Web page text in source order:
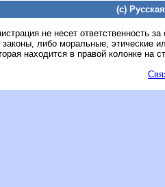
(c)
не несет ответственность
либо моральные, этические
находится в правой колонке на